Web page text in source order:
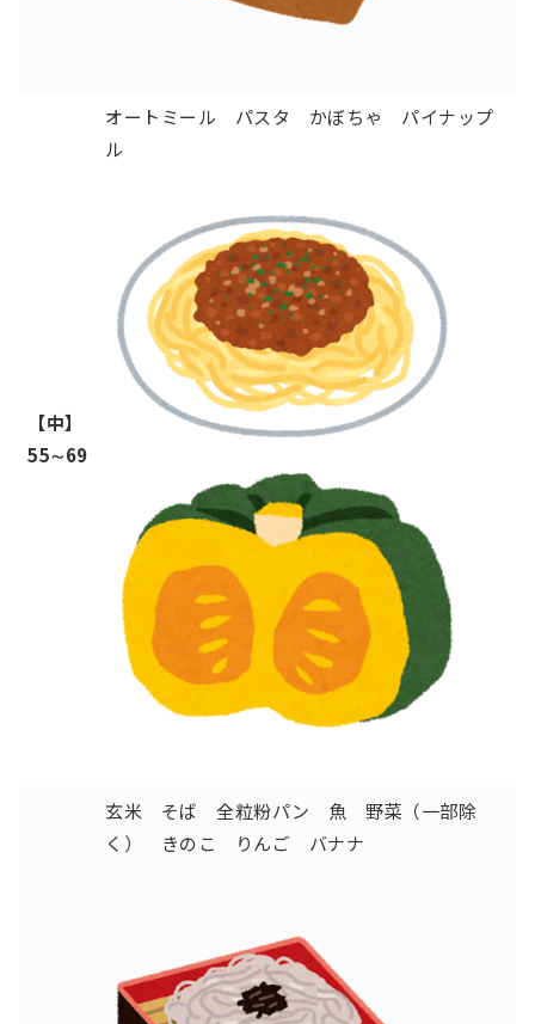
【中】
55∼69
オートミール パスタ かぼちゃ パイナップ
ル
玄米 そば 全粒粉パン 魚 野菜（一部除
く）
きのこ りんご バナナ